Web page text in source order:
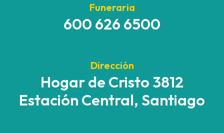
Funeraria
600 626 6500
Dirección
Hogar de Cristo 3812
Estación Central, Santiago